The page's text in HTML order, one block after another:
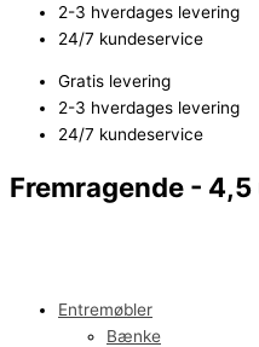
2-3 hverdages levering
24/7 kundeservice
Gratis levering
2-3 hverdages levering
24/7 kundeservice
Fremragende -
Entremøbler
Bænke